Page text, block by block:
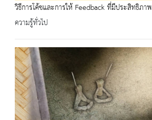
วิธีการโค้ชและการให้ Feedback ที่มีประสิทธิภาพ
ความรู้ทั่วไป